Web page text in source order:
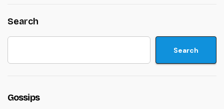
Search
Search
Gossips